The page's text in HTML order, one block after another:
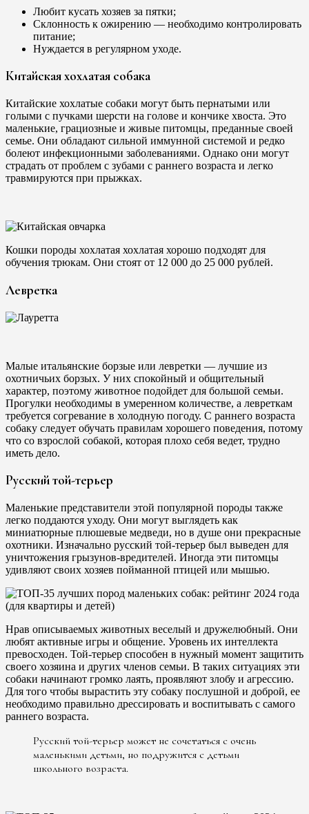
Любит кусать хозяев за пятки;
Склонность к ожирению — необходимо контролировать
питание;
Нуждается в регулярном уходе.
Китайская хохлатая собака
Китайские хохлатые собаки могут быть пернатыми или
голыми с пучками шерсти на голове и кончике хвоста. Это
маленькие, грациозные и живые питомцы, преданные своей
семье. Они обладают сильной иммунной системой и редко
болеют инфекционными заболеваниями. Однако они могут
страдать от проблем с зубами с раннего возраста и легко
травмируются при прыжках.
Кошки породы хохлатая хохлатая хорошо подходят для
обучения трюкам. Они стоят от 12 000 до 25 000 рублей.
Левретка
Малые итальянские борзые или левретки — лучшие из
охотничьих борзых. У них спокойный и общительный
характер, поэтому животное подойдет для большой семьи.
Прогулки необходимы в умеренном количестве, а левреткам
требуется согревание в холодную погоду. С раннего возраста
собаку следует обучать правилам хорошего поведения, потому
что со взрослой собакой, которая плохо себя ведет, трудно
иметь дело.
Русский той-терьер
Маленькие представители этой популярной породы также
легко поддаются уходу. Они могут выглядеть как
миниатюрные плюшевые медведи, но в душе они прекрасные
охотники. Изначально русский той-терьер был выведен для
уничтожения грызунов-вредителей. Иногда эти питомцы
удивляют своих хозяев пойманной птицей или мышью.
Нрав описываемых животных веселый и дружелюбный. Они
любят активные игры и общение. Уровень их интеллекта
превосходен. Той-терьер способен в нужный момент защитить
своего хозяина и других членов семьи. В таких ситуациях эти
собаки начинают громко лаять, проявляют злобу и агрессию.
Для того чтобы вырастить эту собаку послушной и доброй, ее
необходимо правильно дрессировать и воспитывать с самого
раннего возраста.
Русский той-терьер может не сочетаться с очень
маленькими детьми, но подружится с детьми
школьного возраста.